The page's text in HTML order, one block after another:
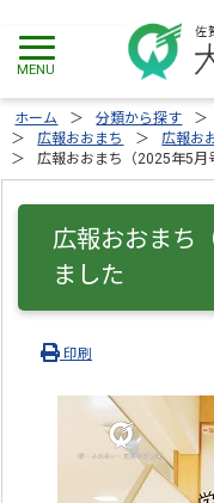
ホーム 分類から探す
広報おおまち
広報お
広報おおまち（2025年5月
広報おおまち
ました
印刷